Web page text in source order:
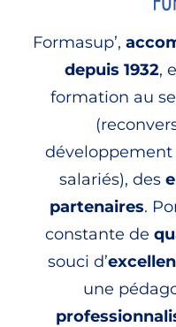
Formasup’,
depuis 1932,
formation au
développement
salariés), des
partenaires.
constante de
souci d’
une